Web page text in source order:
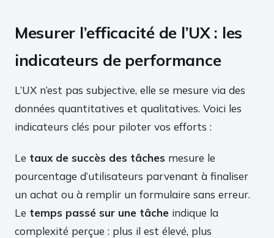
Mesurer l’efficacité de l’UX : les
indicateurs de performance
L’UX n’est pas subjective, elle se mesure via des
données quantitatives et qualitatives. Voici les
indicateurs clés pour piloter vos efforts :
Le taux de succès des tâches mesure le
pourcentage d’utilisateurs parvenant à finaliser
un achat ou à remplir un formulaire sans erreur.
Le temps passé sur une tâche indique la
complexité perçue : plus il est élevé, plus